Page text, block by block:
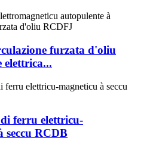
furzata d'oliu
elettrica...
ferru elettricu-
seccu RCDB